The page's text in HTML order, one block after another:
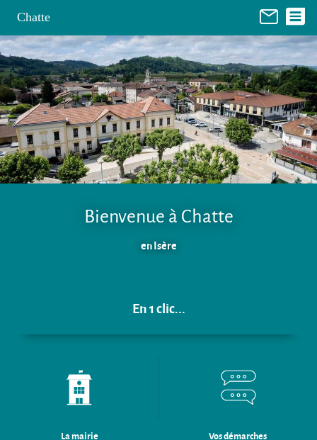
Chatte
Bienvenue à Chatte
en Isère
En 1 clic...
La mairie Vos démarches